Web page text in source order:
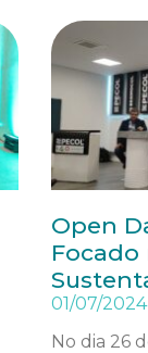
Open
Focado
01/07/2024
No dia 26